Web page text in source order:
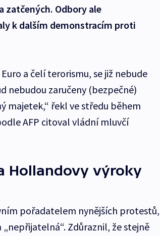
zatčených. Odbory ale
k dalším demonstracím proti
a čelí terorismu, se již nebude
nebudou zaručeny (bezpečné)
majetek,“ řekl ve středu během
AFP citoval vládní mluvčí
Hollandovy výroky
pořadatelem nynějších protestů,
Zdůraznil, že stejně